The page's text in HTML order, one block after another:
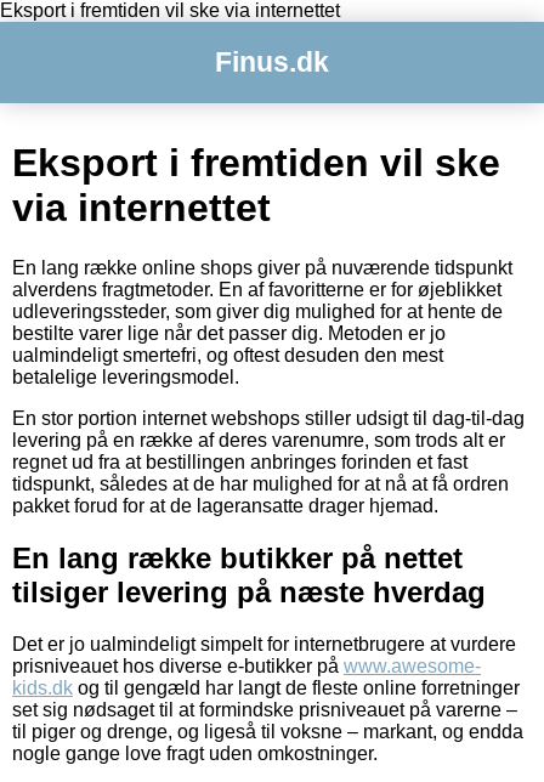
Eksport i fremtiden vil ske via internettet
Finus.dk
Eksport i fremtiden vil ske
via internettet
En lang række online shops giver på nuværende tidspunkt
alverdens fragtmetoder. En af favoritterne er for øjeblikket
udleveringssteder, som giver dig mulighed for at hente de
bestilte varer lige når det passer dig. Metoden er jo
ualmindeligt smertefri, og oftest desuden den mest
betalelige leveringsmodel.
En stor portion internet webshops stiller udsigt til dag-til-dag
levering på en række af deres varenumre, som trods alt er
regnet ud fra at bestillingen anbringes forinden et fast
tidspunkt, således at de har mulighed for at nå at få ordren
pakket forud for at de lageransatte drager hjemad.
En lang række butikker på nettet
tilsiger levering på næste hverdag
Det er jo ualmindeligt simpelt for internetbrugere at vurdere
prisniveauet hos diverse e-butikker på www.awesome-
kids.dk og til gengæld har langt de fleste online forretninger
set sig nødsaget til at formindske prisniveauet på varerne –
til piger og drenge, og ligeså til voksne – markant, og endda
nogle gange love fragt uden omkostninger.